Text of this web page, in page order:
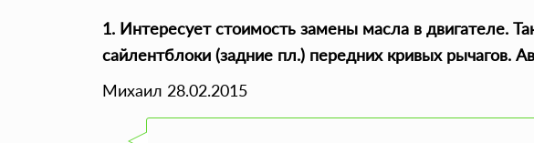
1. Интересует стоимость замены масла в двигателе.
сайлентблоки (задние пл.) передних кривых рычагов.
Михаил 28.02.2015